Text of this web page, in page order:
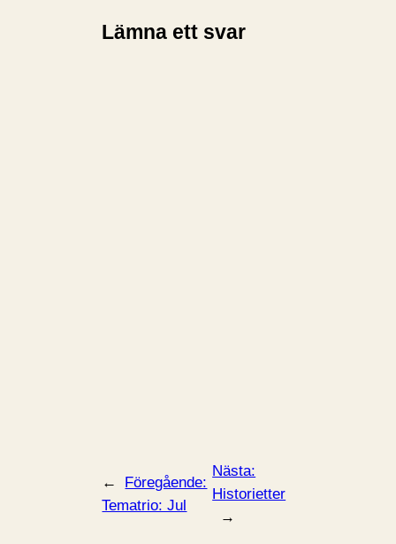
Lämna ett svar
←
Föregående:
Tematrio: Jul
Nästa:
Historietter
→